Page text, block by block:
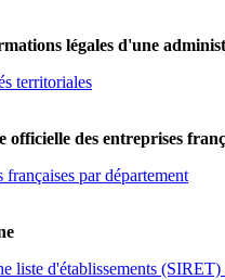
légales d'une
territoriales
officielle des entreprises
françaises par département
liste d'établissements